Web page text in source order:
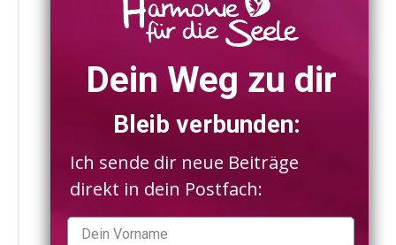
Ich sende dir neue Beiträge
direkt in dein Postfach:
Bleib verbunden:
Dein Weg zu dir